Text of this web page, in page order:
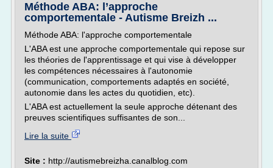
Méthode ABA: l’approche
comportementale - Autisme Breizh ...
Méthode ABA: l'approche comportementale
L'ABA est une approche comportementale qui repose sur
les théories de l'apprentissage et qui vise à développer
les compétences nécessaires à l'autonomie
(communication, comportements adaptés en société,
autonomie dans les actes du quotidien, etc).
L'ABA est actuellement la seule approche détenant des
preuves scientifiques suffisantes de son...
Lire la suite
Site : http://autismebreizha.canalblog.com